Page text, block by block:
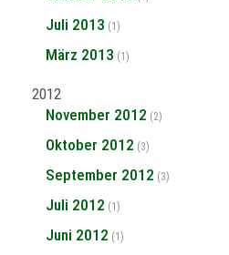
Juli 2013 (1)
März 2013 (1)
2012
November 2012 (2)
Oktober 2012 (3)
September 2012 (3)
Juli 2012 (1)
Juni 2012 (1)